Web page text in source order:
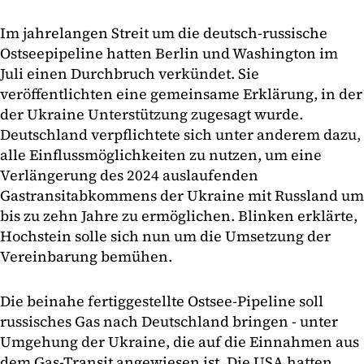
Im jahrelangen Streit um die deutsch-russische
Ostseepipeline hatten Berlin und Washington im
Juli einen Durchbruch verkündet. Sie
veröffentlichten eine gemeinsame Erklärung, in der
der Ukraine Unterstützung zugesagt wurde.
Deutschland verpflichtete sich unter anderem dazu,
alle Einflussmöglichkeiten zu nutzen, um eine
Verlängerung des 2024 auslaufenden
Gastransitabkommens der Ukraine mit Russland um
bis zu zehn Jahre zu ermöglichen. Blinken erklärte,
Hochstein solle sich nun um die Umsetzung der
Vereinbarung bemühen.
Die beinahe fertiggestellte Ostsee-Pipeline soll
russisches Gas nach Deutschland bringen - unter
Umgehung der Ukraine, die auf die Einnahmen aus